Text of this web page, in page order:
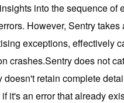
into the sequence of
However, Sentry takes
exceptions, effectively
crashes.Sentry does not
doesn't retain complete
it's an error that already